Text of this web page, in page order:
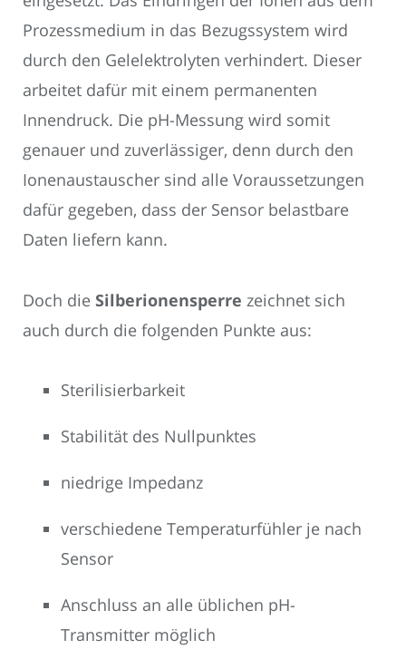
Prozessmedium in das Bezugssystem wird
durch den Gelelektrolyten verhindert. Dieser
arbeitet dafür mit einem permanenten
Innendruck. Die pH-Messung wird somit
genauer und zuverlässiger, denn durch den
Ionenaustauscher sind alle Voraussetzungen
dafür gegeben, dass der Sensor belastbare
Daten liefern kann.
Doch die Silberionensperre zeichnet sich
auch durch die folgenden Punkte aus:
Sterilisierbarkeit
Stabilität des Nullpunktes
niedrige Impedanz
verschiedene Temperaturfühler je nach
Sensor
Anschluss an alle üblichen pH-
Transmitter möglich